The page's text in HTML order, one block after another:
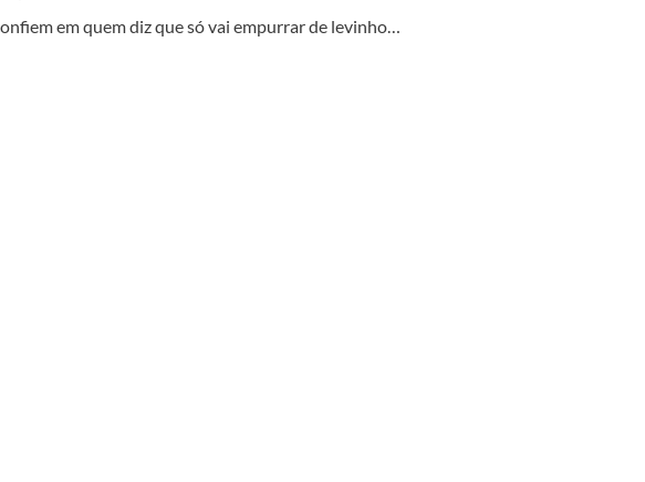
em quem diz que só vai empurrar de levinho…